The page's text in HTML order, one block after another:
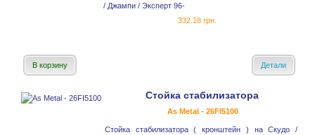
/ Джампи / Эксперт 96-
332.18 грн.
В корзину Детали
Стойка стабилизатора
As Metal - 26FI5100
Стойка стабилизатора ( кронштейн ) на Скудо /